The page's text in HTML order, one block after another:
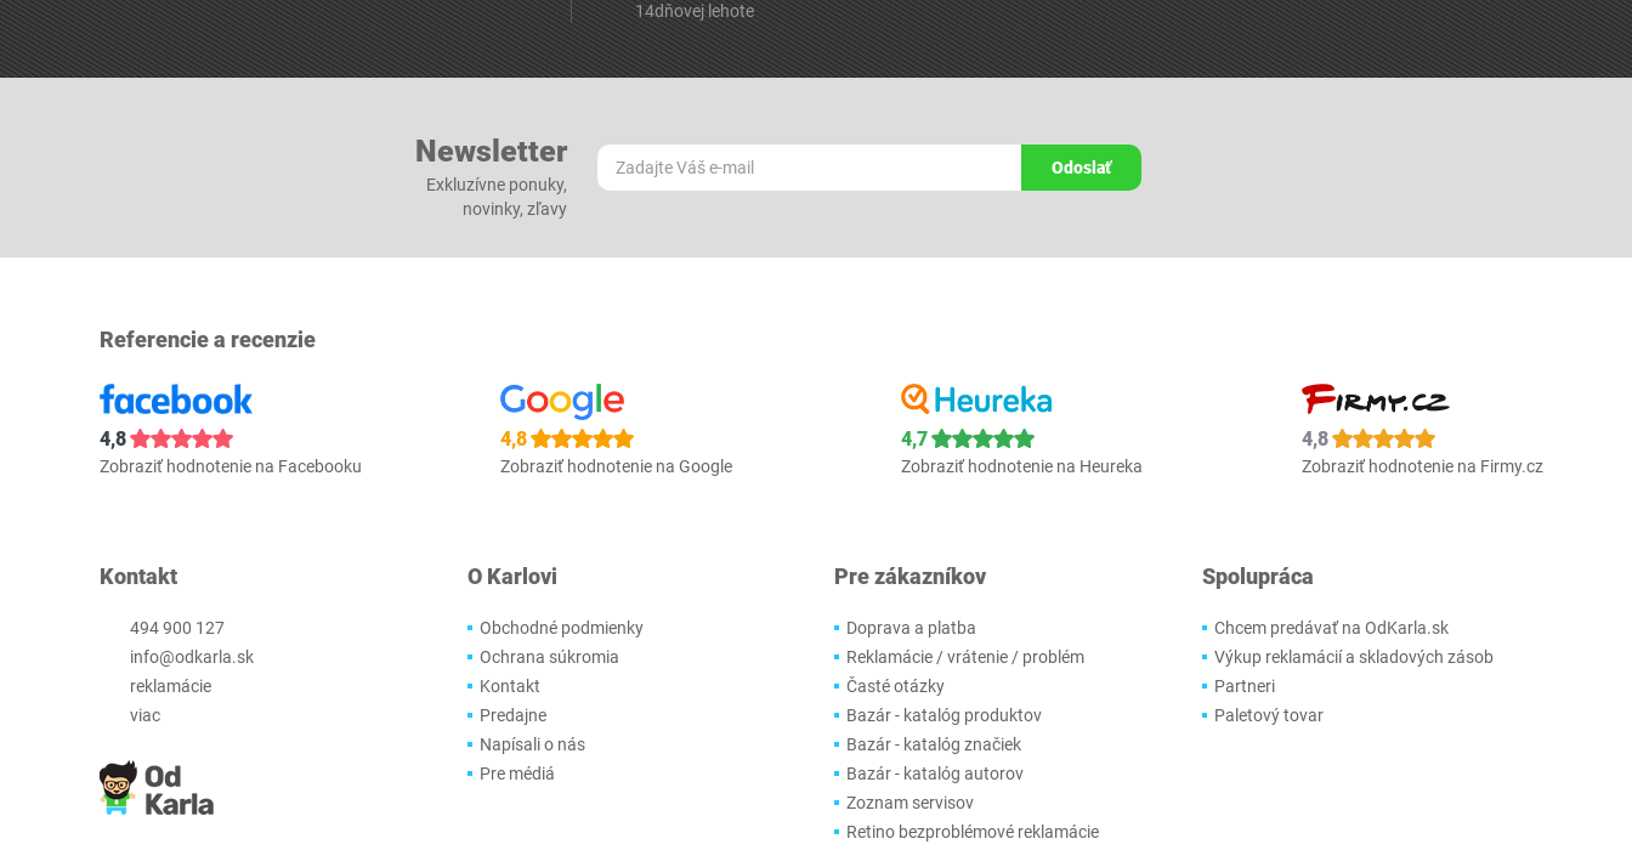
14dňovej lehote
Newsletter
Exkluzívne ponuky,
novinky, zľavy
Odoslať
Referencie a recenzie
4,8
Zobraziť hodnotenie na Facebooku
4,8
Zobraziť hodnotenie na Google
4,7
Zobraziť hodnotenie na Heureka
4,8
Zobraziť hodnotenie na Firmy.cz
Kontakt
494 900 127
info@odkarla.sk
reklamácie
viac
O Karlovi
Obchodné podmienky
Ochrana súkromia
Kontakt
Predajne
Napísali o nás
Pre médiá
Pre zákazníkov
Doprava a platba
Reklamácie / vrátenie / problém
Časté otázky
Bazár - katalóg produktov
Bazár - katalóg značiek
Bazár - katalóg autorov
Zoznam servisov
Retino bezproblémové reklamácie
Spolupráca
Chcem predávať na OdKarla.sk
Výkup reklamácií a skladových zásob
Partneri
Paletový tovar